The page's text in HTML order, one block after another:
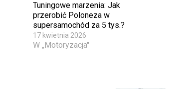
Tuningowe marzenia: Jak
przerobić Poloneza w
supersamochód za 5 tys.?
17 kwietnia 2026
W „Motoryzacja"